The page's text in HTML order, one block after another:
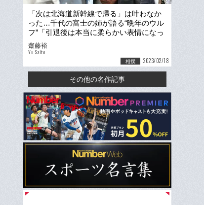
「次は北海道新幹線で帰る」は叶わなか
った…千代の富士の姉が語る“晩年のウル
フ”「引退後は本当に柔らかい表情になっ
ていた」「ある日、ポツリと…」
齋藤裕
Yu Saito
相撲 2023/02/18
その他の名作記事